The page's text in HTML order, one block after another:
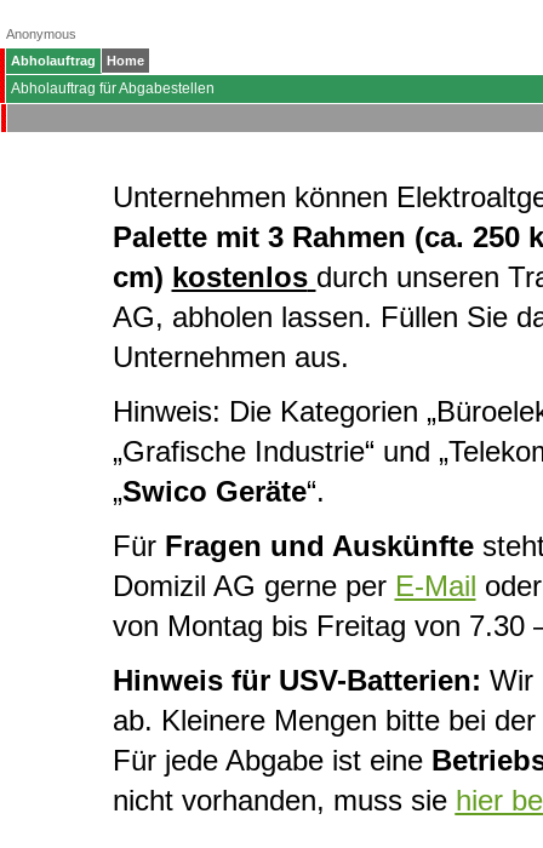
Anonymous
Abholauftrag
Home
Abholauftrag für Abgabestellen
Unternehmen können
Palette mit 3 Rahmen (ca. 250
cm) kostenlos durch unseren
AG, abholen lassen. Füllen Sie
Unternehmen aus.
Hinweis: Die Kategorien
„Grafische Industrie“ und
„Swico Geräte“.
Für Fragen und Auskünfte
Domizil AG gerne per E-Mail
von Montag bis Freitag von 7.30
Hinweis für USV-Batterien: Wir
ab. Kleinere Mengen bitte bei
Für jede Abgabe ist eine
nicht vorhanden, muss sie hier